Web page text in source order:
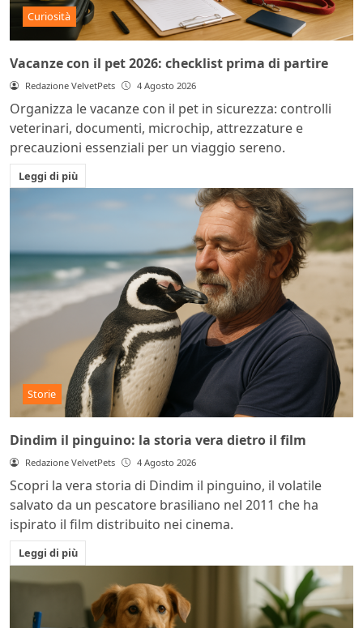
Curiosità
Vacanze con il pet 2026: checklist prima di partire
Redazione VelvetPets 4 Agosto 2026
Organizza le vacanze con il pet in sicurezza: controlli
veterinari, documenti, microchip, attrezzature e
precauzioni essenziali per un viaggio sereno.
Leggi di più
Storie
Dindim il pinguino: la storia vera dietro il film
Redazione VelvetPets 4 Agosto 2026
Scopri la vera storia di Dindim il pinguino, il volatile
salvato da un pescatore brasiliano nel 2011 che ha
ispirato il film distribuito nei cinema.
Leggi di più